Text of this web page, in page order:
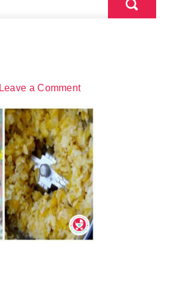
Leave a Comment